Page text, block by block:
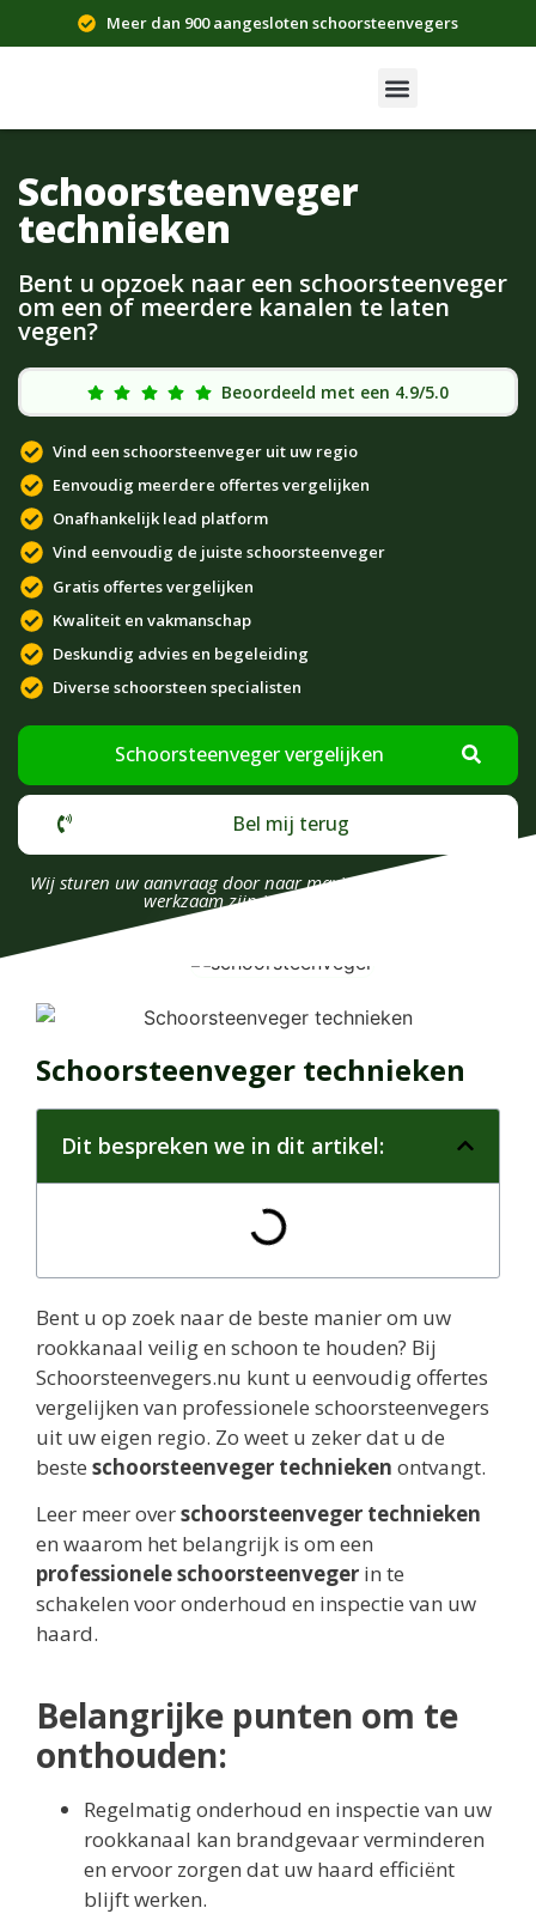
Meer dan 900 aangesloten schoorsteenvegers
Schoorsteenveger
technieken
Bent u opzoek naar een schoorsteenveger
om een of meerdere kanalen te laten
vegen?
Beoordeeld met een 4.9/5.0
Vind een schoorsteenveger uit uw regio
Eenvoudig meerdere offertes vergelijken
Onafhankelijk lead platform
Vind eenvoudig de juiste schoorsteenveger
Gratis offertes vergelijken
Kwaliteit en vakmanschap
Deskundig advies en begeleiding
Diverse schoorsteen specialisten
Schoorsteenveger vergelijken
Bel mij terug
Wij sturen uw aanvraag door naar maximaal 4 bedrijven die
werkzaam zijn in uw omgeving.
Schoorsteenveger technieken
Dit bespreken we in dit artikel:
Bent u op zoek naar de beste manier om uw
rookkanaal veilig en schoon te houden? Bij
Schoorsteenvegers.nu kunt u eenvoudig offertes
vergelijken van professionele schoorsteenvegers
uit uw eigen regio. Zo weet u zeker dat u de
beste schoorsteenveger technieken ontvangt.
Leer meer overschoorsteenveger technieken
en waarom het belangrijk is om een
professionele schoorsteenveger in te
schakelen voor onderhoud en inspectie van uw
haard.
Belangrijke punten om te
onthouden:
Regelmatig onderhoud en inspectie van uw
rookkanaal kan brandgevaar verminderen
en ervoor zorgen dat uw haard efficiënt
blijft werken.